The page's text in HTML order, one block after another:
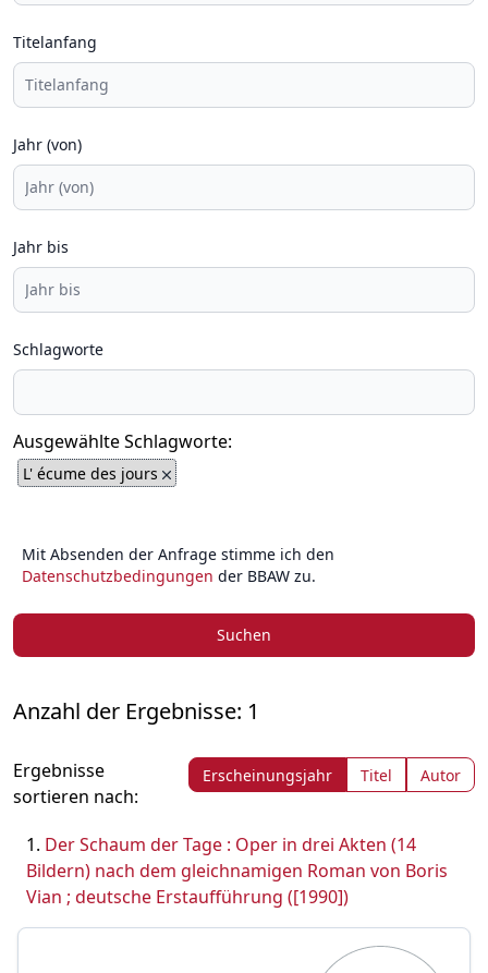
Titelanfang
Jahr (von)
Jahr bis
Schlagworte
Ausgewählte Schlagworte:
L' écume des jours
Mit Absenden der Anfrage stimme ich den
Datenschutzbedingungen der BBAW zu.
Suchen
Anzahl der Ergebnisse: 1
Ergebnisse
sortieren nach:
Erscheinungsjahr Titel Autor
Der Schaum der Tage : Oper in drei Akten (14
Bildern) nach dem gleichnamigen Roman von Boris
Vian ; deutsche Erstaufführung ([1990])